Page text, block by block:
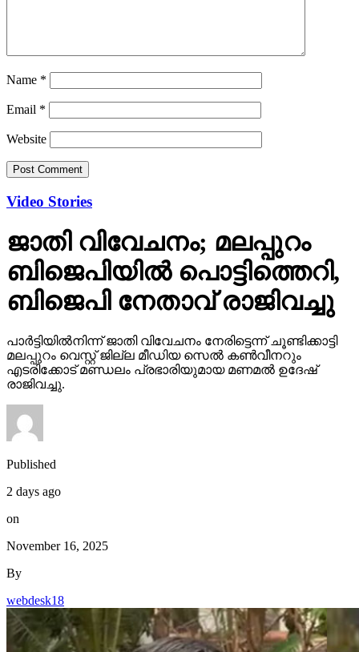
Name *
Email *
Website
Video Stories
ജാതി വിവേചനം; മലപ്പുറം
ബിജെപിയില്‍ പൊട്ടിത്തെറി,
ബിജെപി നേതാവ് രാജിവച്ചു
പാര്‍ട്ടിയില്‍നിന്ന് ജാതി വിവേചനം നേരിട്ടെന്ന് ചൂണ്ടിക്കാട്ടി
മലപ്പുറം വെസ്റ്റ് ജില്ല മീഡിയ സെല്‍ കണ്‍വീനറും
എടരിക്കോട് മണ്ഡലം പ്രഭാരിയുമായ മണമല്‍ ഉദേഷ്
രാജിവച്ചു.
Published
2 days ago
on
November 16, 2025
By
webdesk18